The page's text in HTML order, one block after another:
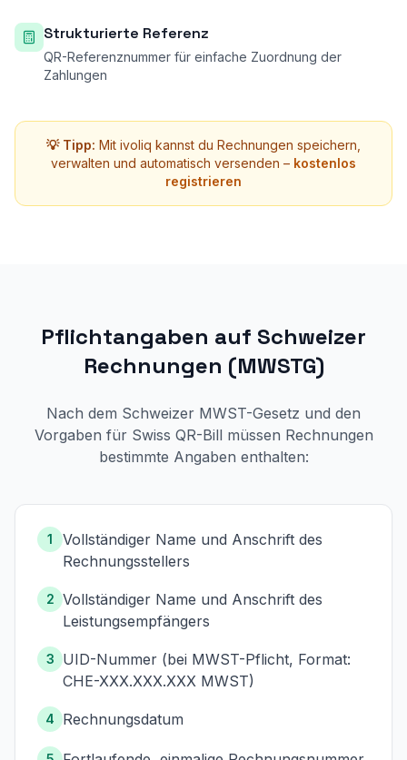
Strukturierte Referenz
QR-Referenznummer für einfache Zuordnung der
Zahlungen
💡 Tipp: Mit ivoliq kannst du Rechnungen speichern,
verwalten und automatisch versenden – kostenlos
registrieren
Pflichtangaben auf Schweizer
Rechnungen (MWSTG)
Nach dem Schweizer MWST-Gesetz und den
Vorgaben für Swiss QR-Bill müssen Rechnungen
bestimmte Angaben enthalten:
1
Vollständiger Name und Anschrift des
Rechnungsstellers
2 Vollständiger Name und Anschrift des
Leistungsempfängers
3
UID-Nummer (bei MWST-Pflicht, Format:
CHE-XXX.XXX.XXX MWST)
4 Rechnungsdatum